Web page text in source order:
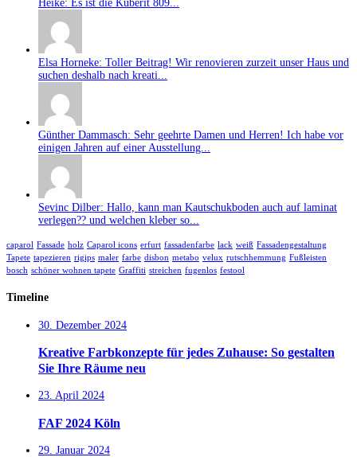
Heike: Es ist die Küberit 809...
Elsa Horneke: Toller Beitrag! Wir renovieren zurzeit unser Haus und
suchen deshalb nach kreati...
Günther Dammasch: Sehr geehrte Damen und Herren! Ich habe vor
einigen Jahren auf einer Ausstellung...
Sevinc Dilber: Hallo, kann man Kautschukboden auch auf laminat
verlegen?? und welchen kleber so...
caparol Fassade holz Caparol icons erfurt fassadenfarbe lack weiß Fassadengestaltung
Tapete tapezieren rigips maler farbe disbon metabo velux rutschhemmung Fußleisten
bosch schöner wohnen tapete Graffiti streichen fugenlos festool
Timeline
30. Dezember 2024
Kreative Farbkonzepte für jedes Zuhause: So gestalten
Sie Ihre Räume neu
23. April 2024
FAF 2024 Köln
29. Januar 2024